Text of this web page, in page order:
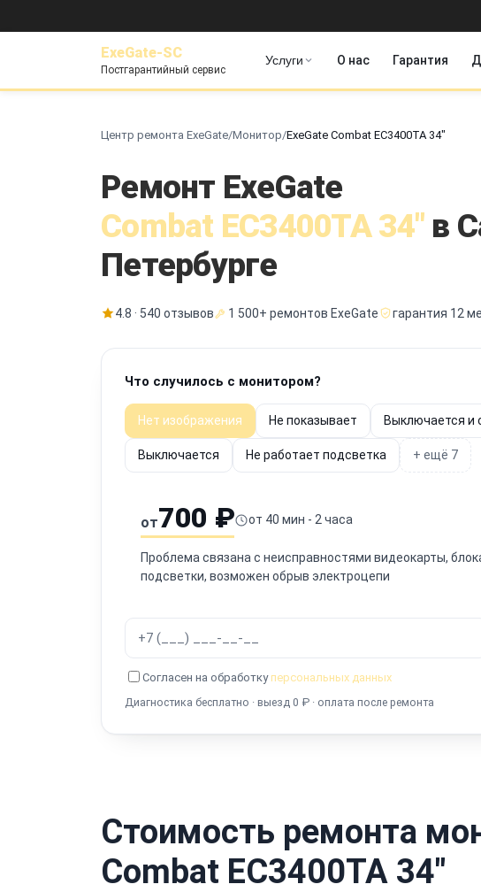
ExeGate-SC
Постгарантийный сервис
Услуги О нас Гарантия
Центр ремонта ExeGate/Монитор/ExeGate Combat EC3400TA 34"
Ремонт ExeGate
Combat EC3400TA 34"в
Петербурге
4.8 · 540 отзывов 1 500+ ремонтов ExeGate гарантия 12
Что случилось с монитором?
Нет изображения Не показывает Выключается и
Выключается Не работает подсветка + ещё 7
от700 ₽ от 40 мин - 2 часа
Проблема связана с неисправностями видеокарты,
подсветки, возможен обрыв электроцепи
Согласен на обработку персональных данных
Диагностика бесплатно · выезд 0 ₽ · оплата после ремонта
Стоимость ремонта
Combat EC3400TA 34"